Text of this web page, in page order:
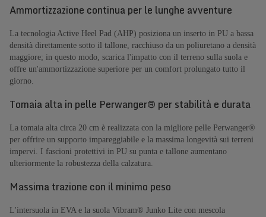
Ammortizzazione continua per le lunghe avventure
La tecnologia Active Heel Pad (AHP) posiziona un inserto in PU a bassa
densità direttamente sotto il tallone, racchiuso da un poliuretano a densità
maggiore; in questo modo, scarica l'impatto con il terreno sulla suola e
offre un'ammortizzazione superiore per un comfort prolungato tutto il
giorno.
Tomaia alta in pelle Perwanger® per stabilità e durata
La tomaia alta circa 20 cm è realizzata con la migliore pelle Perwanger®
per offrire un supporto impareggiabile e la massima longevità sui terreni
impervi. I fascioni protettivi in PU su punta e tallone aumentano
ulteriormente la robustezza della calzatura.
Massima trazione con il minimo peso
L'intersuola in EVA e la suola Vibram® Junko Lite con mescola